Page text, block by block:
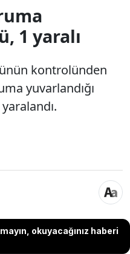
1 yaralı
kontrolünden
yuvarlandığı
okuyacağınız haberi